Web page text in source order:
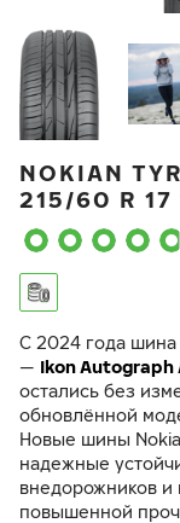
NOKIAN
215/60 R 17
C 2024 года
— Ikon Autograph
остались без
обновлённой
Новые шины
надежные
внедорожников
повышенной